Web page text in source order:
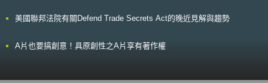
似，頂多僅為有限度之轉化（modestly transformative）[11]。AI開發商得
於其系統設置防護措施，限制模型複製受著作權保護作品之節錄內容，使生
認為，使用受著作權保護作品進行AI模型訓練並非出於表達目的，且近似人
美國聯邦法院有關Defend Trade Secrets Act的晚近見解與趨勢
A片也要搞創意！具原創性之A片享有著作權